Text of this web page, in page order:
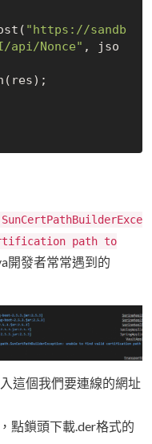
"https://sandb
api/Nonce" , jso
path to
開發者常常遇到的
這個我們要連線的網址
點鎖頭下載.der格式的